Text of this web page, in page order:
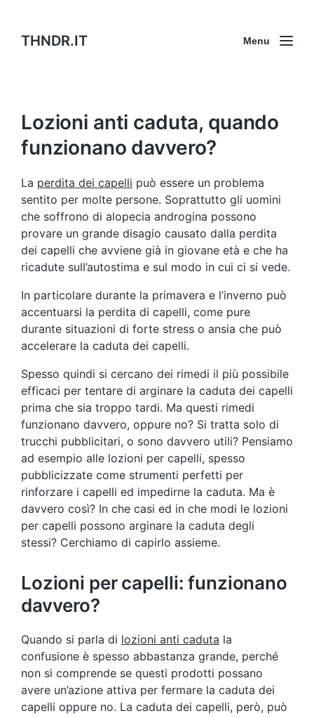
THNDR.IT Menu
Lozioni anti caduta, quando
funzionano davvero?
La perdita dei capelli può essere un problema
sentito per molte persone. Soprattutto gli uomini
che soffrono di alopecia androgina possono
provare un grande disagio causato dalla perdita
dei capelli che avviene già in giovane età e che ha
ricadute sull’autostima e sul modo in cui ci si vede.
In particolare durante la primavera e l’inverno può
accentuarsi la perdita di capelli, come pure
durante situazioni di forte stress o ansia che può
accelerare la caduta dei capelli.
Spesso quindi si cercano dei rimedi il più possibile
efficaci per tentare di arginare la caduta dei capelli
prima che sia troppo tardi. Ma questi rimedi
funzionano davvero, oppure no? Si tratta solo di
trucchi pubblicitari, o sono davvero utili? Pensiamo
ad esempio alle lozioni per capelli, spesso
pubblicizzate come strumenti perfetti per
rinforzare i capelli ed impedirne la caduta. Ma è
davvero così? In che casi ed in che modi le lozioni
per capelli possono arginare la caduta degli
stessi? Cerchiamo di capirlo assieme.
Lozioni per capelli: funzionano
davvero?
Quando si parla di lozioni anti caduta la
confusione è spesso abbastanza grande, perché
non si comprende se questi prodotti possano
avere un’azione attiva per fermare la caduta dei
capelli oppure no. La caduta dei capelli, però, può